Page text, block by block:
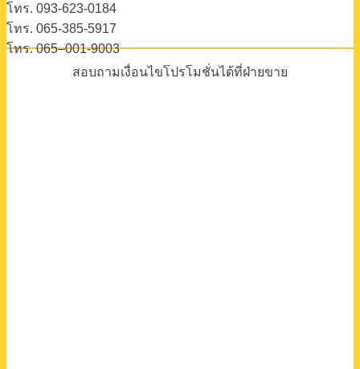
โทร. 093-623-0184
โทร. 065-385-5917
โทร. 065–001-9003
สอบถามเงื่อนไขโปรโมชั่นได้ที่ฝ่ายขาย